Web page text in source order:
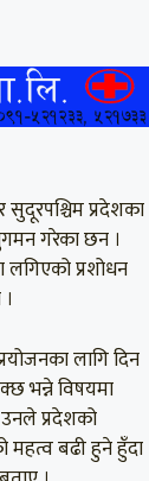
सुदूरपश्चिम प्रदेशका
गरेका छन ।
लगिएको प्रशोधन
लागि दिन
भन्ने विषयमा
प्रदेशको
महत्व बढी हुने हुँदा